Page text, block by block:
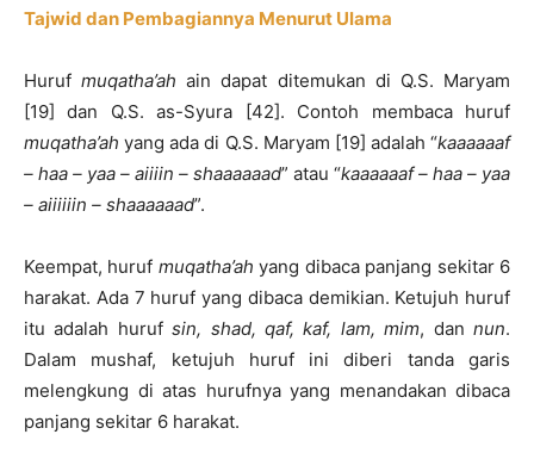
Tajwid dan Pembagiannya Menurut Ulama
Hurufmuqatha’ah ain dapat ditemukan di Q.S. Maryam
[19] dan Q.S. as-Syura [42]. Contoh membaca huruf
muqatha’ah yang ada di Q.S. Maryam [19] adalah “kaaaaaaf
– haa – yaa – aiiiin – shaaaaaad” atau “kaaaaaaf – haa – yaa
– aiiiiiin – shaaaaaad”.
Keempat, huruf muqatha’ah yang dibaca panjang sekitar 6
harakat. Ada 7 huruf yang dibaca demikian. Ketujuh huruf
itu adalah hurufsin, shad, qaf, kaf, lam, mim, dannun.
Dalam mushaf, ketujuh huruf ini diberi tanda garis
melengkung di atas hurufnya yang menandakan dibaca
panjang sekitar 6 harakat.